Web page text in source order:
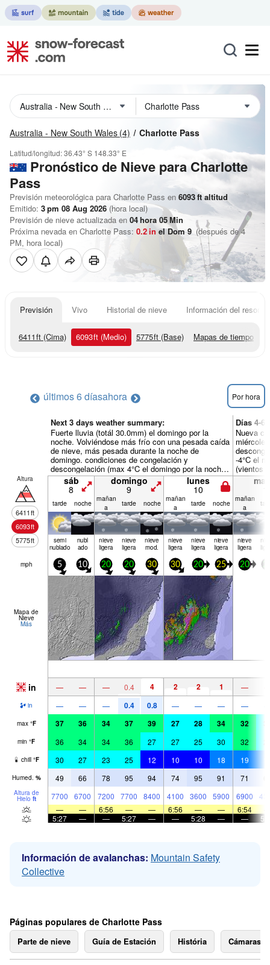
Australia - New South Wales (4) Charlotte Pass
Latitud/longitud:36.43° S 148.33° E
Pronóstico de Nieve para Charlotte
Pass
Previsión meteorológica para Charlotte Pass en 6093ftaltitud
Emitido: 3 pm 08 Aug 2026 (hora local)
Previsión de nieve actualizada en 04hora 05Min
Próxima nevada en Charlotte Pass: 0.2in el Dom 9 (después de 4
PM, hora local)
Previsión Vivo Historial de nieve Información del resort
6411ft (Cima) 6093ft (Medio) 5775ft (Base) Mapas de tiempo
últimos 6 díasahora Por hora
Next 3 days weather summary:
Fuerte lluvia (totál 30.0mm) el domingo por la
noche. Volviéndose más frío con una pesada caída
de nieve, más pesada durante la noche de
domingo. condiciones de congelación y
descongelación (max 4°C el domingo por la noche,
min -4°C el lunes por la tarde). Vientos crecientes
(Vientos ligeros desde el NNO el sábado por la
tarde, vientos fuertes desde el NNO por la noche
de domingo).
Días 4-6
Nueva
-4°C el
(vientos
Vientos
Altura
6411ft
6093ft
5775ft
sáb
8
domingo
9
lunes
10
tarde noche mañan
a
tarde noche mañan
a
tarde noche mañan
a
semi
nublado
nubl
ado
nieve
ligera
nieve
ligera
nieve
mod.
nieve
ligera
nieve
ligera
nieve
ligera
nieve
ligera
mph 5 10 20 20 30 30 20 25 20
Mapa de
Nieve
Más
in — — — 0.4 4 2 2 1 —
in — — — 0.4 0.8 — — — —
max °F 37 36 34 37 39 27 28 34 32
min °F 36 34 34 36 27 27 25 30 32
chill °F 30 27 23 25 12 10 10 18 19
Humed. % 49 66 78 95 94 74 95 91 71
Altura de
Hielo ft 7700 6700 7200 7700 8400 4100 3600 5900 6900
—
— 6:56 — — 6:56 — — 6:54
5:27
— — 5:27 — — 5:28 — —
Información de avalanchas: Mountain Safety
Collective
Páginas populares de Charlotte Pass
Parte de nieve Guía de Estación História Cámaras